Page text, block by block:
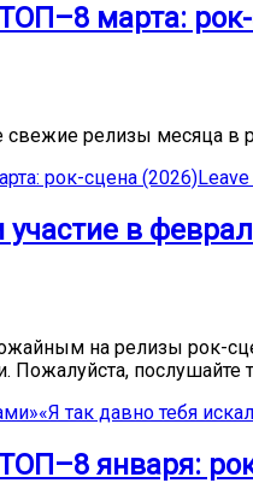
марта:
свежие релизы месяца в
рок-сцена (2026)
участие в
на релизы рок-
послушайте
«Я так давно тебя
января: